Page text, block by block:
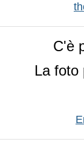
C'è
La foto